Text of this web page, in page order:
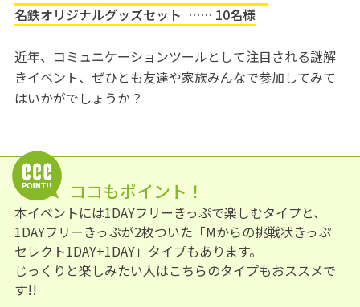
名鉄オリジナルグッズセット …… 10名様
近年、コミュニケーションツールとして注目される謎解
きイベント、ぜひとも友達や家族みんなで参加してみて
はいかがでしょうか？
ココもポイント！
本イベントには1DAYフリーきっぷで楽しむタイプと、
1DAYフリーきっぷが2枚ついた「Mからの挑戦状きっぷ
セレクト1DAY+1DAY」タイプもあります。
じっくりと楽しみたい人はこちらのタイプもおススメで
す!!